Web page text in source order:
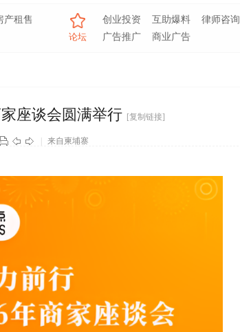
产租售
论坛
创业投资 互助爆料
律师咨询
广告推广
商业广告
座谈会圆满举行 [复制链接]
来自柬埔寨